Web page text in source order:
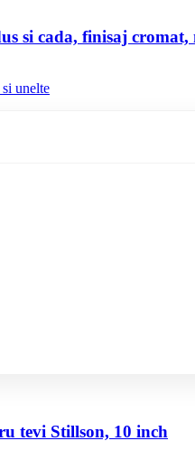
si cada, finisaj cromat,
si unelte
tevi Stillson, 10 inch